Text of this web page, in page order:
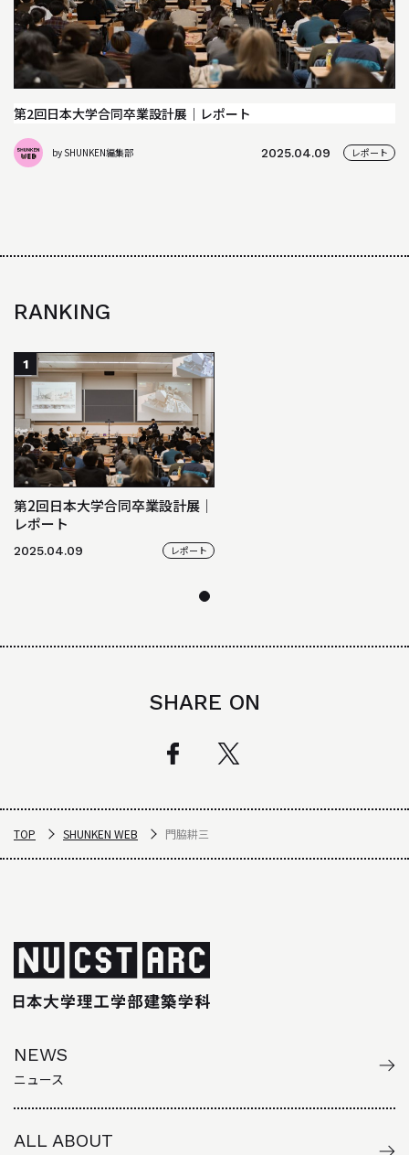
INFORMATION
インフォメーション
入試情報
BACK NUMBER
STUDIO WORKS
スタジオワークス
AWARD
受賞歴
LINK
リンク
第2回日本大学合同卒業設計展｜レポート
by SHUNKEN編集部 2025.04.09 レポート
RANKING
1
第2回日本大学合同卒業設計展｜
レポート
2025.04.09 レポート
SHARE ON
TOP SHUNKEN WEB 門脇耕三
NEWS
ニュース
ALL ABOUT